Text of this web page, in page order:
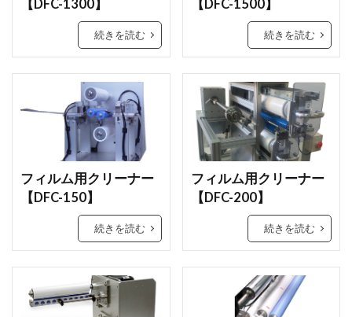
【DFC-1300】
続きを読む
【DFC-1500】
続きを読む
フィルム用クリーナー
【DFC-150】
続きを読む
フィルム用クリーナー
【DFC-200】
続きを読む